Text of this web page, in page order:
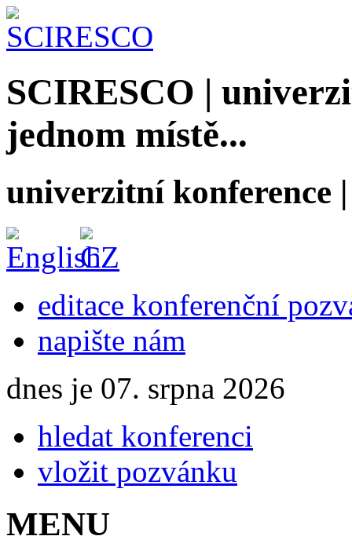
SCIRESCO |
jednom místě...
univerzitní konference
editace konferenční
napište nám
dnes je 07. srpna 2026
hledat konferenci
vložit pozvánku
MENU